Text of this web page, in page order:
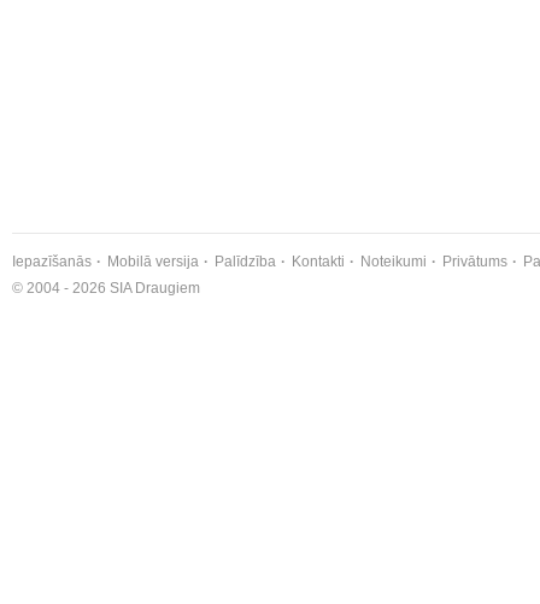
Iepazīšanās Mobilā versija Palīdzība Kontakti Noteikumi Privātums
© 2004 - 2026 SIA Draugiem